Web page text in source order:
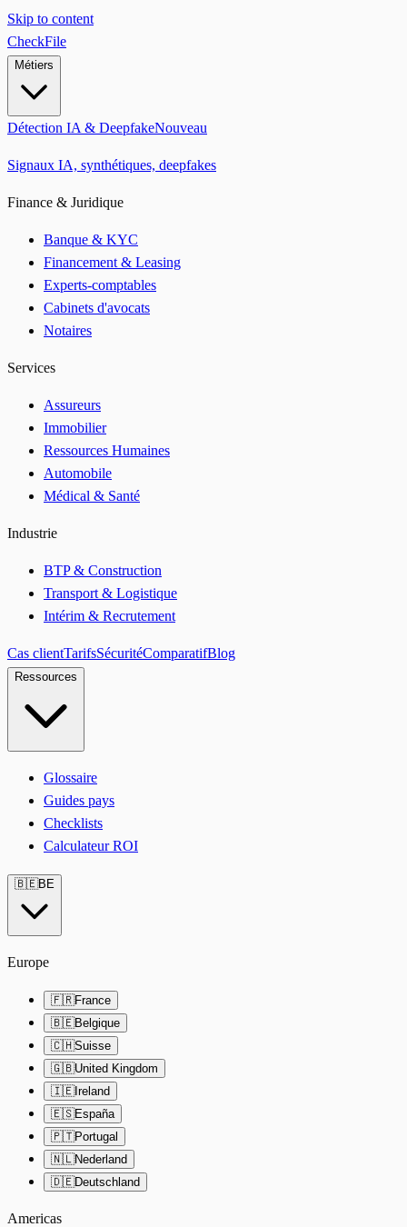
Skip to content
CheckFile
Métiers
Détection IA & DeepfakeNouveau
Signaux IA, synthétiques, deepfakes
Finance & Juridique
Banque & KYC
Financement & Leasing
Experts-comptables
Cabinets d'avocats
Notaires
Services
Assureurs
Immobilier
Ressources Humaines
Automobile
Médical & Santé
Industrie
BTP & Construction
Transport & Logistique
Intérim & Recrutement
Cas clientTarifsSécuritéComparatifBlog
Ressources
Glossaire
Guides pays
Checklists
Calculateur ROI
🇧🇪BE
Europe
🇫🇷France
🇧🇪Belgique
🇨🇭Suisse
🇬🇧United Kingdom
🇮🇪Ireland
🇪🇸España
🇵🇹Portugal
🇳🇱Nederland
🇩🇪Deutschland
Americas